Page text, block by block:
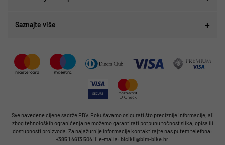
Saznajte više
Sve navedene cijene sadrže PDV. Pokušavamo osigurati što preciznije informacije, ali
zbog tehnoloških ograničenja ne možemo garantirati potpunu točnost slika, opisa ili
dostupnosti proizvoda. Za najažurnije informacije kontaktirajte nas putem telefona:
+385 1 4613 504ili e-maila: bicikli@bim-bike.hr.